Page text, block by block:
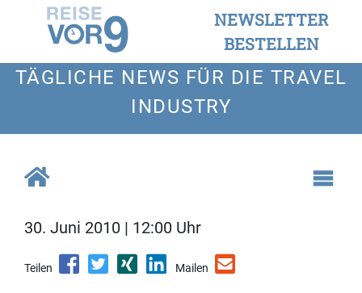
NEWSLETTER
BESTELLEN
TÄGLICHE NEWS FÜR DIE TRAVEL
INDUSTRY
30. Juni 2010 | 12:00 Uhr
Teilen Mailen